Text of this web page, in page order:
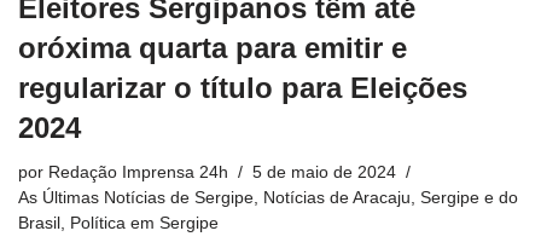
Eleitores Sergipanos têm até
oróxima quarta para emitir e
regularizar o título para Eleições
2024
por Redação Imprensa 24h
5 de maio de 2024
As Últimas Notícias de Sergipe, Notícias de Aracaju, Sergipe e do
Brasil , Política em Sergipe